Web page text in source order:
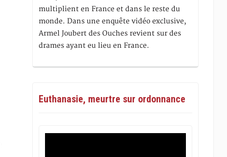
multiplient en France et dans le reste du
monde. Dans une enquête vidéo exclusive,
Armel Joubert des Ouches revient sur des
drames ayant eu lieu en France.
Euthanasie, meurtre sur ordonnance